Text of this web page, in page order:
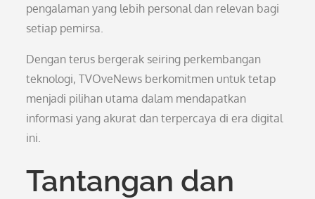
pengalaman yang lebih personal dan relevan bagi
setiap pemirsa.
Dengan terus bergerak seiring perkembangan
teknologi, TVOveNews berkomitmen untuk tetap
menjadi pilihan utama dalam mendapatkan
informasi yang akurat dan terpercaya di era digital
ini.
Tantangan dan